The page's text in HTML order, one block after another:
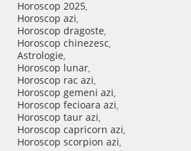
Horoscop 2025,
Horoscop azi,
Horoscop dragoste,
Horoscop chinezesc,
Astrologie,
Horoscop lunar,
Horoscop rac azi,
Horoscop gemeni azi,
Horoscop fecioara azi,
Horoscop taur azi,
Horoscop capricorn azi,
Horoscop scorpion azi,